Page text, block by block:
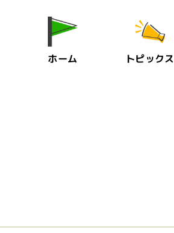
ホーム トピックス